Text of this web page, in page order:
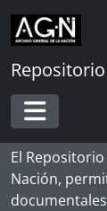
Skip to main
Toggle
El
Nación,